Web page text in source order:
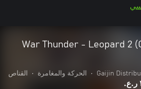
War Thunder - Leopard 2
Gaijin
• الحركة والمغامرة • القناص